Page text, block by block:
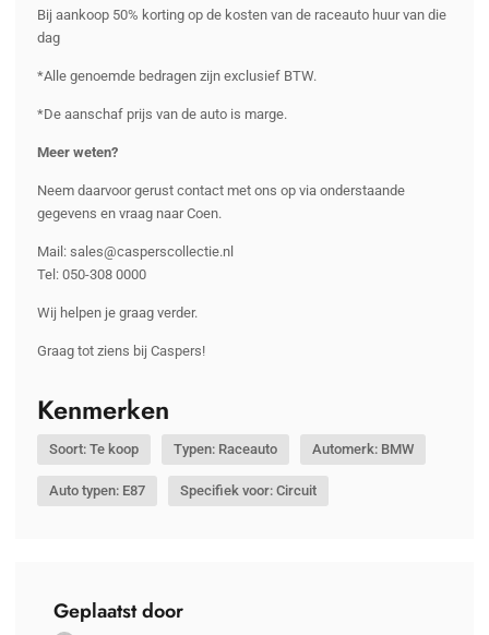
Bij aankoop 50% korting op de kosten van de raceauto huur van die
dag
*Alle genoemde bedragen zijn exclusief BTW.
*De aanschaf prijs van de auto is marge.
Meer weten?
Neem daarvoor gerust contact met ons op via onderstaande
gegevens en vraag naar Coen.
Mail: sales@casperscollectie.nl
Tel: 050-308 0000
Wij helpen je graag verder.
Graag tot ziens bij Caspers!
Kenmerken
Soort: Te koop Typen: Raceauto Automerk: BMW
Auto typen: E87 Specifiek voor: Circuit
Geplaatst door